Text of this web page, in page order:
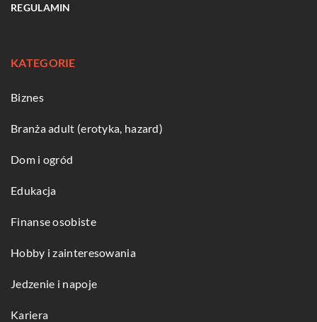
REGULAMIN
KATEGORIE
Biznes
Branża adult (erotyka, hazard)
Dom i ogród
Edukacja
Finanse osobiste
Hobby i zainteresowania
Jedzenie i napoje
Kariera